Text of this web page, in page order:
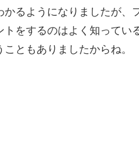
かるようになりましたが、
トをするのはよく知ってい
こともありましたからね。